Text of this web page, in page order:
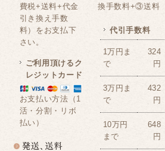
費税+送料+代金
引き換え手数
料）をお支払下
さい。
ご利用頂けるク
レジットカード
お支払い方法（1
活・分割・リボ
払い）
換手数料+③送料
代引手数料
1万円ま
で
324
円
3万円ま
で
432
円
10万円
まで
648
円